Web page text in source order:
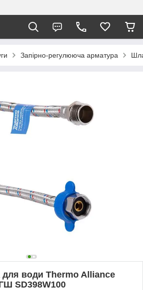
Запірно-регулююча арматура
для води Thermo Alliance
SD398W100